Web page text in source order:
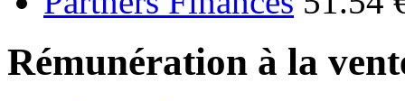
Rémunération à la